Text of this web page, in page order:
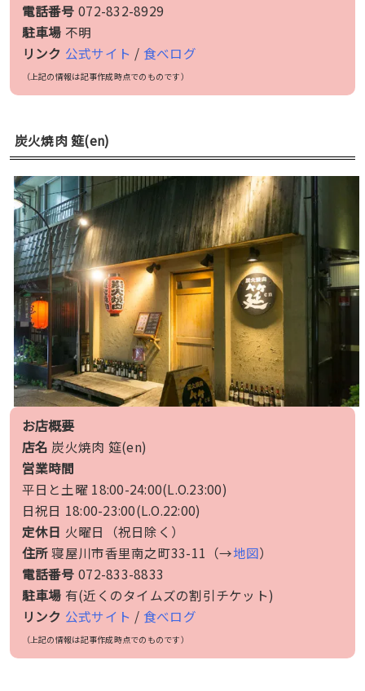
電話番号 072-832-8929
駐車場 不明
リンク 公式サイト / 食べログ
（上記の情報は記事作成時点でのものです）
炭火焼肉 筵(en)
お店概要
店名 炭火焼肉 筵(en)
営業時間
平日と土曜 18:00-24:00(L.O.23:00)
日祝日 18:00-23:00(L.O.22:00)
定休日 火曜日（祝日除く）
住所寝屋川市香里南之町33-11（→地図）
電話番号 072-833-8833
駐車場 有(近くのタイムズの割引チケット)
リンク 公式サイト / 食べログ
（上記の情報は記事作成時点でのものです）